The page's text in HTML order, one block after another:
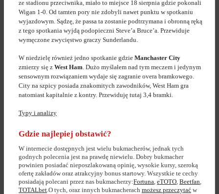
ze stadionu przeciwnika, miało to miejsce 18 sierpnia gdzie pokonali
Wigan 1-0. Od tamten pory nie zdobyli nawet punktu w spotkaniu
wyjazdowym. Sądzę, że passa ta zostanie podtrzymana i obronną ręką
z tego spotkania wyjdą podopieczni Steve’a Bruce’a. Przewiduje
wymęczone zwycięstwo graczy Sunderlandu.
W niedzielę również jedno spotkanie gdzie Manchaster City
zmierzy się z West Ham. Dużo myślałem nad tym meczem i jedynym
sensownym rozwiązaniem wydaje się zagranie overa bramkowego.
City na szpicy posiada znakomitych zawodników, West Ham gra
natomiast kapitalnie z kontry. Przewiduję tutaj 3,4 bramki.
Typy i analizy
Gdzie najlepiej obstawić?
W internecie dostępnych jest wielu bukmacherów, jednak tych
godnych polecenia jest na prawdę niewielu. Dobry bukmacher
powinien posiadać nieposzlakowaną opinię, wysokie kursy, szeroką
ofertę zakładów oraz atrakcyjny bonus startowy. Wszystkie te cechy
posiadają polecani przez nas bukmacherzy:Fortuna, eTOTO, Beetfan,
TOTALbet.O tych, oraz innych bukmacherach możesz przeczytać w